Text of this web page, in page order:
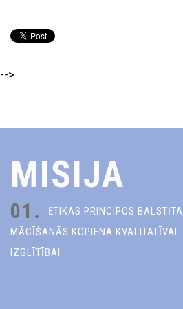
-->
MISIJA
01.
ĒTIKAS PRINCIPOS BALSTĪTA
MĀCĪŠANĀS KOPIENA KVALITATĪVAI
IZGLĪTĪBAI